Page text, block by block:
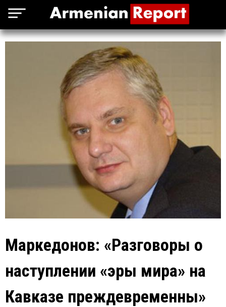
Маркедонов: «Разговоры о
наступлении «эры мира» на
Кавказе преждевременны»